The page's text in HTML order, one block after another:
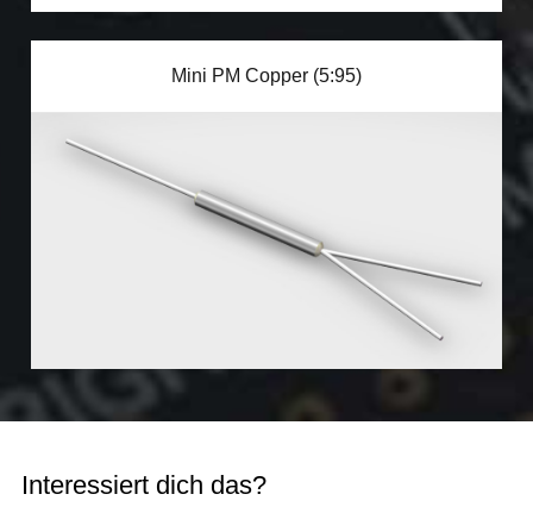
Mini PM Copper (5:95)
Interessiert dich das?